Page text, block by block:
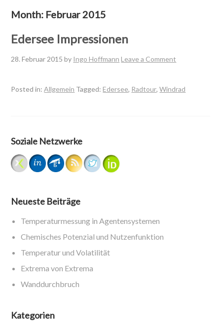
Month: Februar 2015
Edersee Impressionen
28. Februar 2015 by Ingo Hoffmann Leave a Comment
Posted in:Allgemein Tagged:Edersee, Radtour,Windrad
Soziale Netzwerke
Neueste Beiträge
Temperaturmessung in Agentensystemen
Chemisches Potenzial und Nutzenfunktion
Temperatur und Volatilität
Extrema von Extrema
Wanddurchbruch
Kategorien